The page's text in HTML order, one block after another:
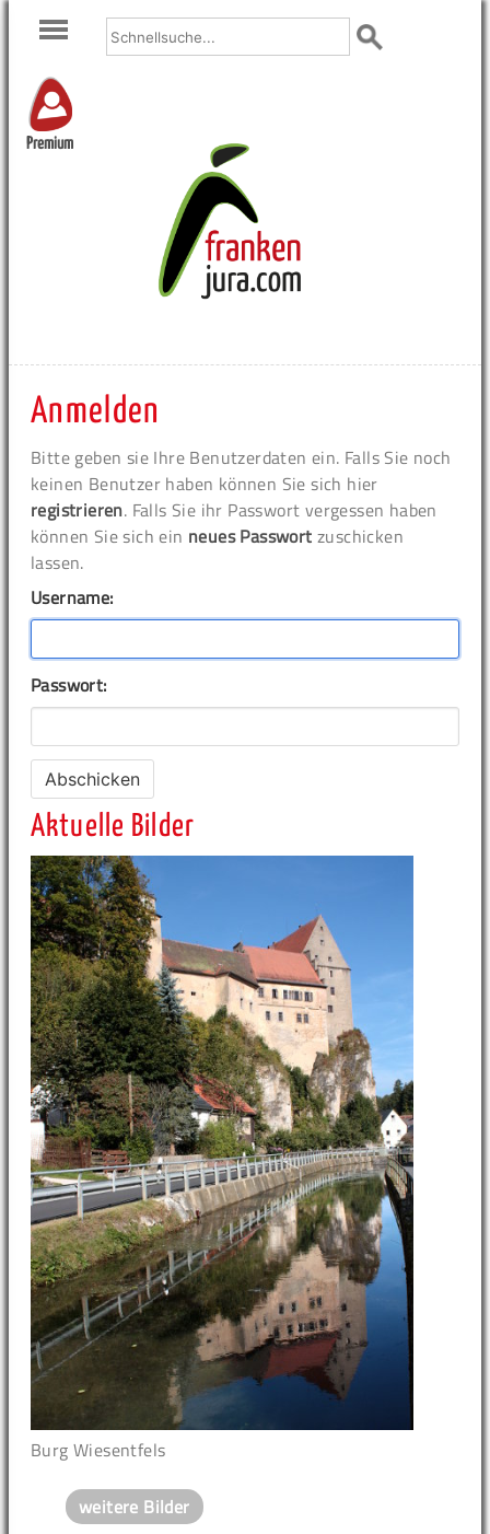
Premium
Anmelden
Bitte geben sie Ihre Benutzerdaten ein. Falls Sie noch
keinen Benutzer haben können Sie sich hier
registrieren. Falls Sie ihr Passwort vergessen haben
können Sie sich ein neues Passwort zuschicken
lassen.
Username:
Passwort:
Aktuelle Bilder
Burg Wiesentfels
weitere Bilder